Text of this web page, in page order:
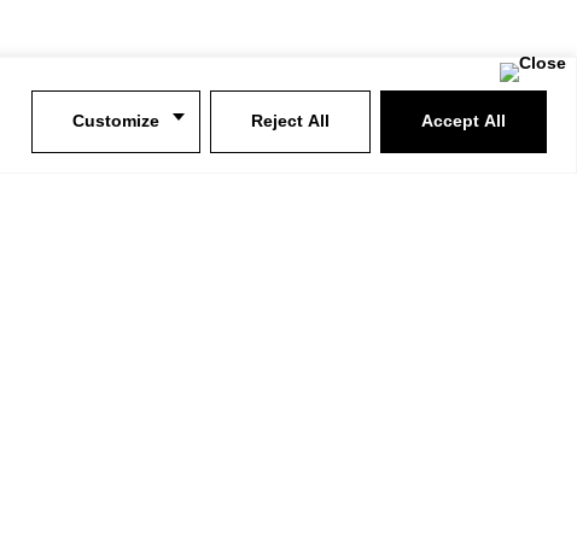
Customize Reject All Accept All